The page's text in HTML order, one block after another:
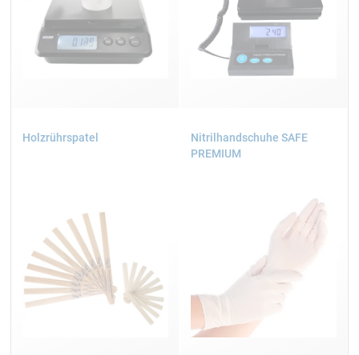
Holzrührspatel
Nitrilhandschuhe SAFE
PREMIUM